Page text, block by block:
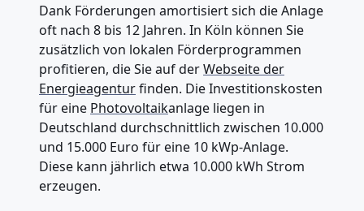
Dank Förderungen amortisiert sich die Anlage
oft nach 8 bis 12 Jahren. In Köln können Sie
zusätzlich von lokalen Förderprogrammen
profitieren, die Sie auf derWebseite der
Energieagenturfinden. Die Investitionskosten
für eine Photovoltaikanlage liegen in
Deutschland durchschnittlich zwischen 10.000
und 15.000 Euro für eine 10 kWp-Anlage.
Diese kann jährlich etwa 10.000 kWh Strom
erzeugen.